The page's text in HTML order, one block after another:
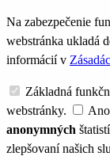
Na zabezpečenie
webstránka ukladá
informácií v
Základná
webstránky.
anonymných
zlepšovaní našich